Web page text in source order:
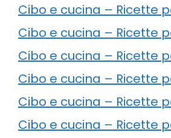
Cibo e cucina – Ricette
Cibo e cucina – Ricette
Cibo e cucina – Ricette
Cibo e cucina – Ricette
Cibo e cucina – Ricette
Cibo e cucina – Ricette